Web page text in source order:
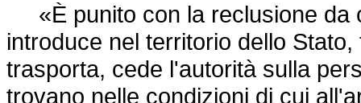
«È punito con la reclusione da
introduce nel territorio dello
trasporta, cede l'autorità sulla
trovano nelle condizioni di cui